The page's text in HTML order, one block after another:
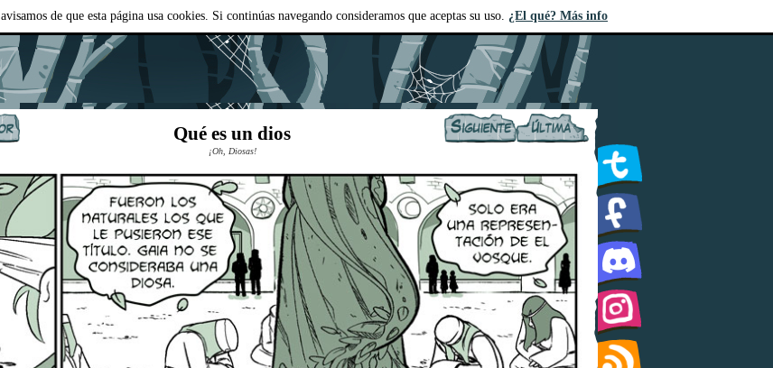
de que esta página usa cookies. Si continúas navegando consideramos que aceptas su uso. ¿El qué? Más info
Qué es un dios
¡Oh, Diosas!